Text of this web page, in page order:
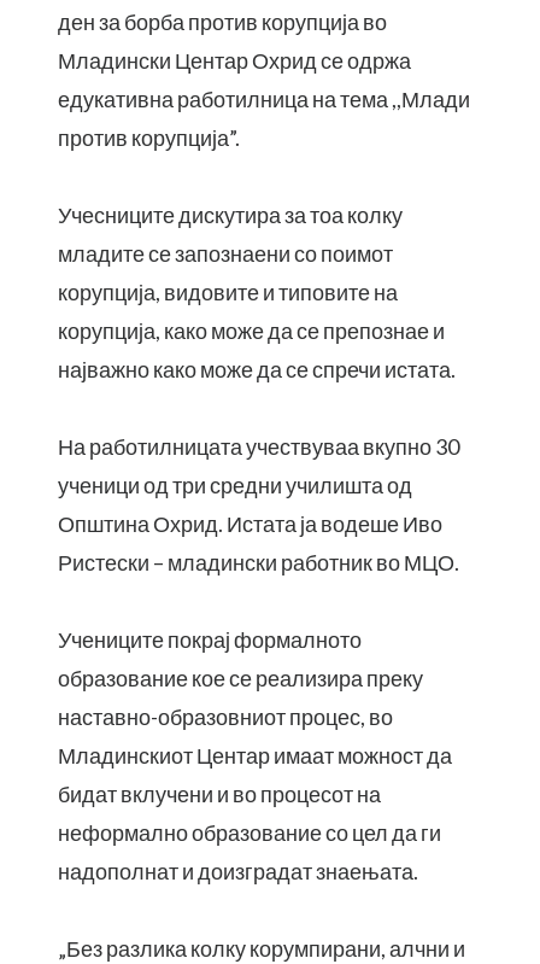
ден за борба против корупција во
Младински Центар Охрид се одржа
едукативна работилница на тема ,,Млади
против корупција”.
Учесниците дискутира за тоа колку
младите се запознаени со поимот
корупција, видовите и типовите на
корупција, како може да се препознае и
најважно како може да се спречи истата.
На работилницата учествуваа вкупно 30
ученици од три средни училишта од
Општина Охрид. Истата ја водеше Иво
Ристески – младински работник во МЦО.
Учениците покрај формалното
образование кое се реализира преку
наставно-образовниот процес, во
Младинскиот Центар имаат можност да
бидат вклучени и во процесот на
неформално образование со цел да ги
надополнат и доизградат знаењата.
„Без разлика колку корумпирани, алчни и